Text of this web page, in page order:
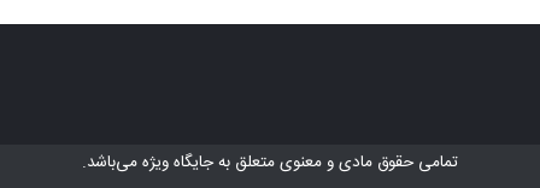
تمامی حقوق مادی و معنوی متعلق بهجایگاه ویژهمی‌باشد.